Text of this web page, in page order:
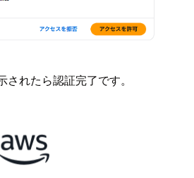
れたら認証完了です。